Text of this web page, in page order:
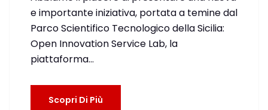
e importante iniziativa, portata a temine dal
Parco Scientifico Tecnologico della Sicilia:
Open Innovation Service Lab, la
piattaforma…
Scopri Di Più